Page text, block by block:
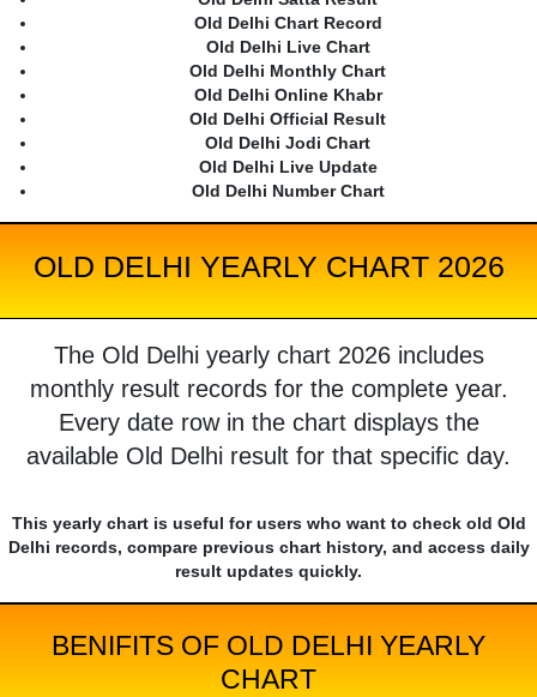
Old Delhi Chart Record
Old Delhi Live Chart
Old Delhi Monthly Chart
Old Delhi Online Khabr
Old Delhi Official Result
Old Delhi Jodi Chart
Old Delhi Live Update
Old Delhi Number Chart
OLD DELHI YEARLY CHART 2026
The Old Delhi yearly chart 2026 includes
monthly result records for the complete year.
Every date row in the chart displays the
available Old Delhi result for that specific day.
This yearly chart is useful for users who want to check old Old
Delhi records, compare previous chart history, and access daily
result updates quickly.
BENIFITS OF OLD DELHI YEARLY
CHART